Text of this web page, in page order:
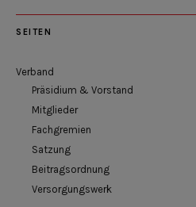
SEITEN
Verband
Präsidium & Vorstand
Mitglieder
Fachgremien
Satzung
Beitragsordnung
Versorgungswerk